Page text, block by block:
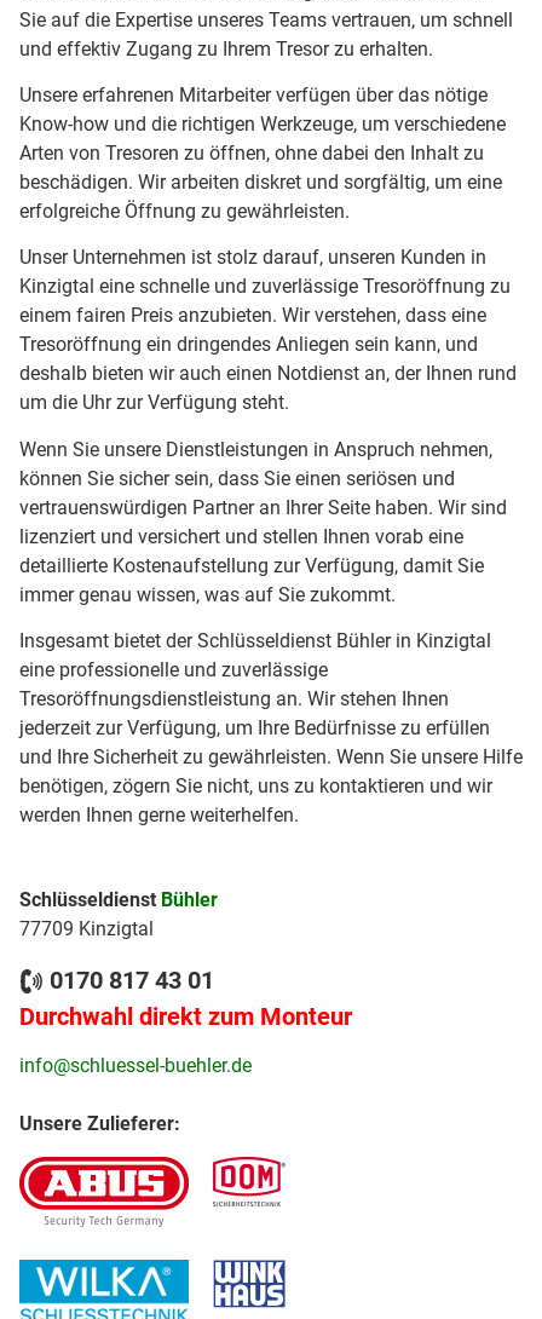
Sie auf die Expertise unseres Teams vertrauen, um schnell
und effektiv Zugang zu Ihrem Tresor zu erhalten.
Unsere erfahrenen Mitarbeiter verfügen über das nötige
Know-how und die richtigen Werkzeuge, um verschiedene
Arten von Tresoren zu öffnen, ohne dabei den Inhalt zu
beschädigen. Wir arbeiten diskret und sorgfältig, um eine
erfolgreiche Öffnung zu gewährleisten.
Unser Unternehmen ist stolz darauf, unseren Kunden in
Kinzigtal eine schnelle und zuverlässige Tresoröffnung zu
einem fairen Preis anzubieten. Wir verstehen, dass eine
Tresoröffnung ein dringendes Anliegen sein kann, und
deshalb bieten wir auch einen Notdienst an, der Ihnen rund
um die Uhr zur Verfügung steht.
Wenn Sie unsere Dienstleistungen in Anspruch nehmen,
können Sie sicher sein, dass Sie einen seriösen und
vertrauenswürdigen Partner an Ihrer Seite haben. Wir sind
lizenziert und versichert und stellen Ihnen vorab eine
detaillierte Kostenaufstellung zur Verfügung, damit Sie
immer genau wissen, was auf Sie zukommt.
Insgesamt bietet der Schlüsseldienst Bühler in Kinzigtal
eine professionelle und zuverlässige
Tresoröffnungsdienstleistung an. Wir stehen Ihnen
jederzeit zur Verfügung, um Ihre Bedürfnisse zu erfüllen
und Ihre Sicherheit zu gewährleisten. Wenn Sie unsere Hilfe
benötigen, zögern Sie nicht, uns zu kontaktieren und wir
werden Ihnen gerne weiterhelfen.
Schlüsseldienst Bühler
77709 Kinzigtal
0170 817 43 01
Durchwahl direkt zum Monteur
info@schluessel-buehler.de
Unsere Zulieferer: